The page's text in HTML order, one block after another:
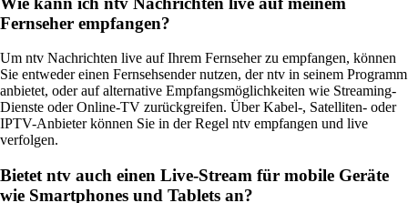
Fernseher empfangen?
Um ntv Nachrichten live auf Ihrem Fernseher zu empfangen, können
Sie entweder einen Fernsehsender nutzen, der ntv in seinem Programm
anbietet, oder auf alternative Empfangsmöglichkeiten wie Streaming-
Dienste oder Online-TV zurückgreifen. Über Kabel-, Satelliten- oder
IPTV-Anbieter können Sie in der Regel ntv empfangen und live
verfolgen.
Bietet ntv auch einen Live-Stream für mobile Geräte
wie Smartphones und Tablets an?